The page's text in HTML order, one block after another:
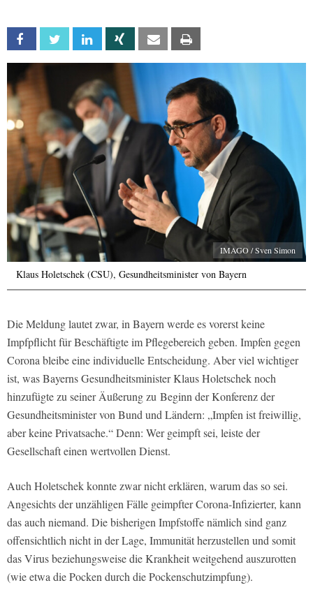
Facebook Twitter Linkedin Xing Email
IMAGO / Sven Simon
Klaus Holetschek (CSU), Gesundheitsminister von Bayern
Die Meldung lautet zwar, in Bayern werde es vorerst keine
Impfpflicht für Beschäftigte im Pflegebereich geben. Impfen gegen
Corona bleibe eine individuelle Entscheidung. Aber viel wichtiger
ist, was Bayerns Gesundheitsminister Klaus Holetschek noch
hinzufügte zu seiner Äußerung zu Beginn der Konferenz der
Gesundheitsminister von Bund und Ländern: „Impfen ist freiwillig,
aber keine Privatsache.“ Denn: Wer geimpft sei, leiste der
Gesellschaft einen wertvollen Dienst.
Auch Holetschek konnte zwar nicht erklären, warum das so sei.
Angesichts der unzähligen Fälle geimpfter Corona-Infizierter, kann
das auch niemand. Die bisherigen Impfstoffe nämlich sind ganz
offensichtlich nicht in der Lage, Immunität herzustellen und somit
das Virus beziehungsweise die Krankheit weitgehend auszurotten
(wie etwa die Pocken durch die Pockenschutzimpfung).